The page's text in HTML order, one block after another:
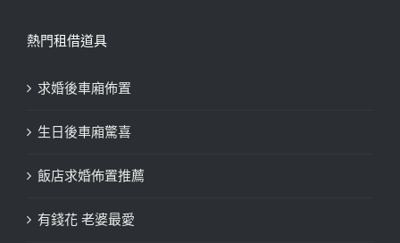
熱門租借道具
求婚後車廂佈置
生日後車廂驚喜
飯店求婚佈置推薦
有錢花 老婆最愛